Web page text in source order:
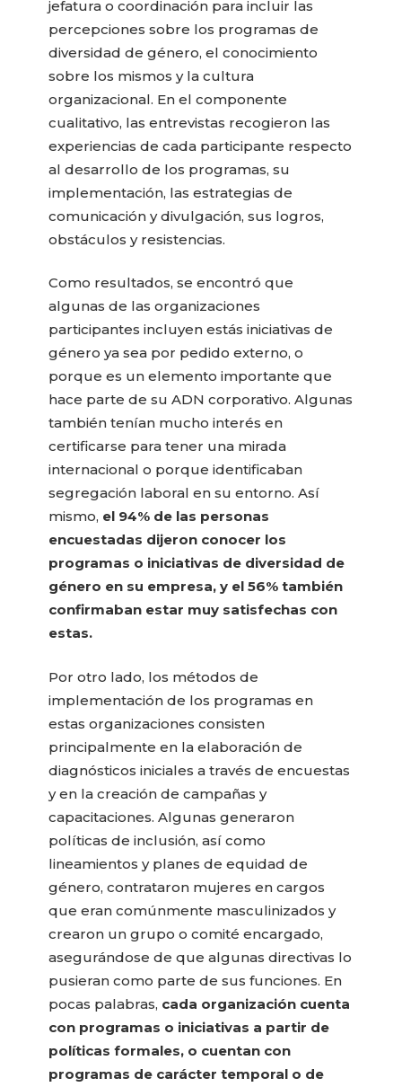
jefatura o coordinación para incluir las
percepciones sobre los programas de
diversidad de género, el conocimiento
sobre los mismos y la cultura
organizacional. En el componente
cualitativo, las entrevistas recogieron las
experiencias de cada participante respecto
al desarrollo de los programas, su
implementación, las estrategias de
comunicación y divulgación, sus logros,
obstáculos y resistencias.
Como resultados, se encontró que
algunas de las organizaciones
participantes incluyen estás iniciativas de
género ya sea por pedido externo, o
porque es un elemento importante que
hace parte de su ADN corporativo. Algunas
también tenían mucho interés en
certificarse para tener una mirada
internacional o porque identificaban
segregación laboral en su entorno. Así
mismo, el 94% de las personas
encuestadas dijeron conocer los
programas o iniciativas de diversidad de
género en su empresa, y el 56% también
confirmaban estar muy satisfechas con
estas.
Por otro lado, los métodos de
implementación de los programas en
estas organizaciones consisten
principalmente en la elaboración de
diagnósticos iniciales a través de encuestas
y en la creación de campañas y
capacitaciones. Algunas generaron
políticas de inclusión, así como
lineamientos y planes de equidad de
género, contrataron mujeres en cargos
que eran comúnmente masculinizados y
crearon un grupo o comité encargado,
asegurándose de que algunas directivas lo
pusieran como parte de sus funciones. En
pocas palabras, cada organización cuenta
con programas o iniciativas a partir de
políticas formales, o cuentan con
programas de carácter temporal o de